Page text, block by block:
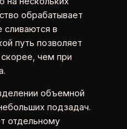
обрабатывает
сливаются в
путь позволяет
чем при
объемной
подзадач.
отдельному